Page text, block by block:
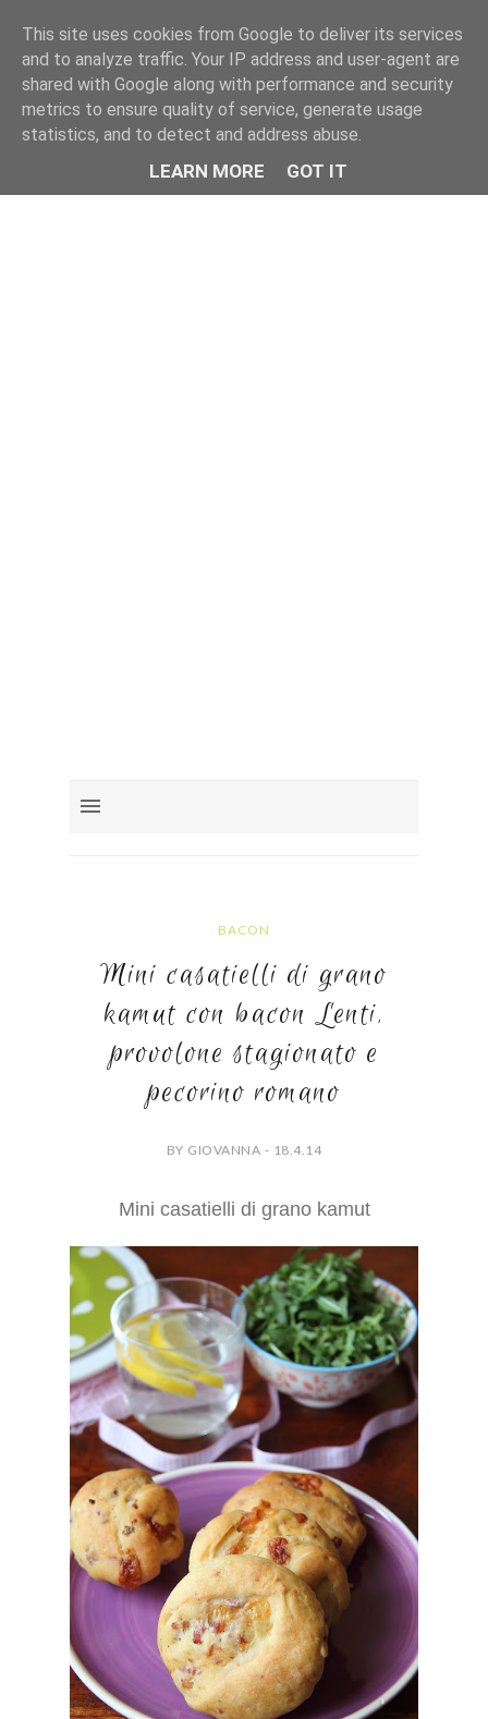
BACON
Mini casatielli di grano
kamut con bacon Lenti,
provolone stagionato e
pecorino romano
BY GIOVANNA - 18.4.14
Mini casatielli di grano kamut
This site uses cookies from Google to deliver its services
and to analyze traffic. Your IP address and user-agent are
shared with Google along with performance and security
metrics to ensure quality of service, generate usage
statistics, and to detect and address abuse.
LEARN MORE GOT IT